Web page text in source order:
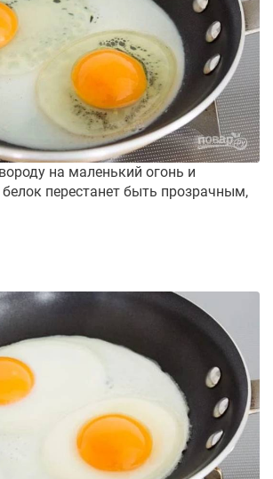
на маленький огонь и
перестанет быть прозрачным,